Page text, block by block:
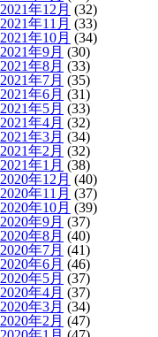
2021年12月 (32)
2021年11月 (33)
2021年10月 (34)
2021年9月 (30)
2021年8月 (33)
2021年7月 (35)
2021年6月 (31)
2021年5月 (33)
2021年4月 (32)
2021年3月 (34)
2021年2月 (32)
2021年1月 (38)
2020年12月 (40)
2020年11月 (37)
2020年10月 (39)
2020年9月 (37)
2020年8月 (40)
2020年7月 (41)
2020年6月 (46)
2020年5月 (37)
2020年4月 (37)
2020年3月 (34)
2020年2月 (47)